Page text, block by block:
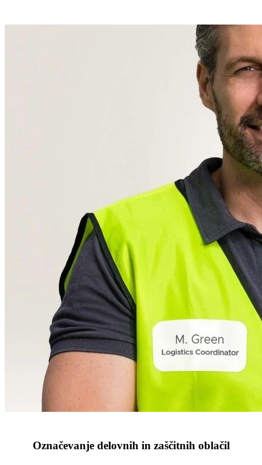
Označevanje delovnih in zaščitnih oblačil